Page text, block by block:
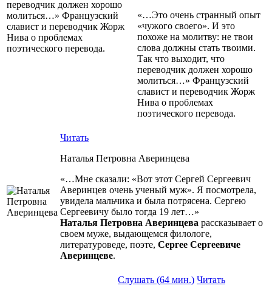
«…Это очень странный опыт
«чужого своего». И это
похоже на молитву: не твои
слова должны стать твоими.
Так что выходит, что
переводчик должен хорошо
молиться…» Французский
славист и переводчик Жорж
Нива о проблемах
поэтического перевода.
Читать
Наталья Петровна Аверинцева
«…Мне сказали: «Вот этот Сергей Сергеевич
Аверинцев очень ученый муж». Я посмотрела,
увидела мальчика и была потрясена. Сергею
Сергеевичу было тогда 19 лет…»
Наталья Петровна Аверинцева рассказывает о
своем муже, выдающемся филологе,
литературоведе, поэте, Сергее Сергеевиче
Аверинцеве.
Слушать (64 мин.) Читать